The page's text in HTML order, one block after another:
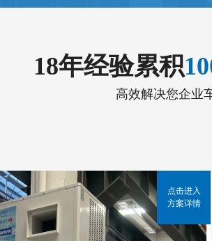
18年经验累积
高效解决您企业
点击进入
方案详情